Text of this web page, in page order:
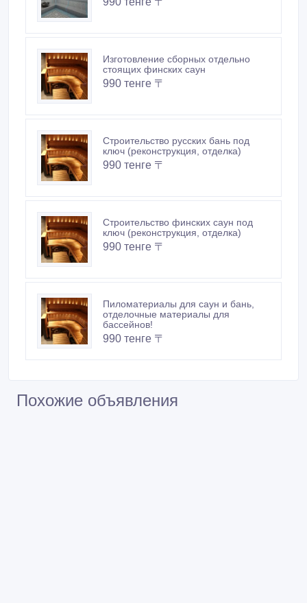
Изготовление сборных отдельно
стоящих финских саун
990 тенге 〒
Строительство русских бань под
ключ (реконструкция, отделка)
990 тенге 〒
Строительство финских саун под
ключ (реконструкция, отделка)
990 тенге 〒
Пиломатериалы для саун и бань,
отделочные материалы для
бассейнов!
990 тенге 〒
Похожие объявления